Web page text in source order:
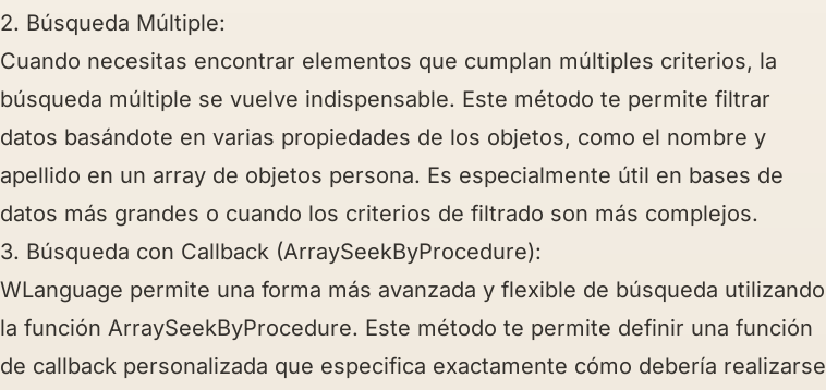
2. Búsqueda Múltiple:
Cuando necesitas encontrar elementos que cumplan múltiples criterios, la
búsqueda múltiple se vuelve indispensable. Este método te permite filtrar
datos basándote en varias propiedades de los objetos, como el nombre y
apellido en un array de objetos persona. Es especialmente útil en bases de
datos más grandes o cuando los criterios de filtrado son más complejos.
3. Búsqueda con Callback (ArraySeekByProcedure):
WLanguage permite una forma más avanzada y flexible de búsqueda utilizando
la función ArraySeekByProcedure. Este método te permite definir una función
de callback personalizada que especifica exactamente cómo debería realizarse